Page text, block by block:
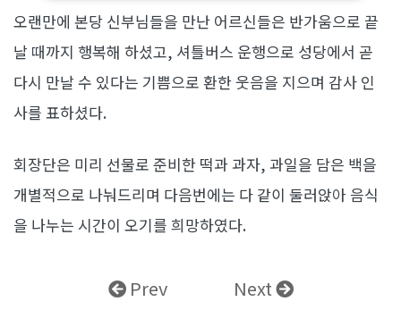
오랜만에 본당 신부님들을 만난 어르신들은 반가움으로 끝
날 때까지 행복해 하셨고, 셔틀버스 운행으로 성당에서 곧
다시 만날 수 있다는 기쁨으로 환한 웃음을 지으며 감사 인
사를 표하셨다.
회장단은 미리 선물로 준비한 떡과 과자, 과일을 담은 백을
개별적으로 나눠드리며 다음번에는 다 같이 둘러앉아 음식
을 나누는 시간이 오기를 희망하였다.
Prev Next